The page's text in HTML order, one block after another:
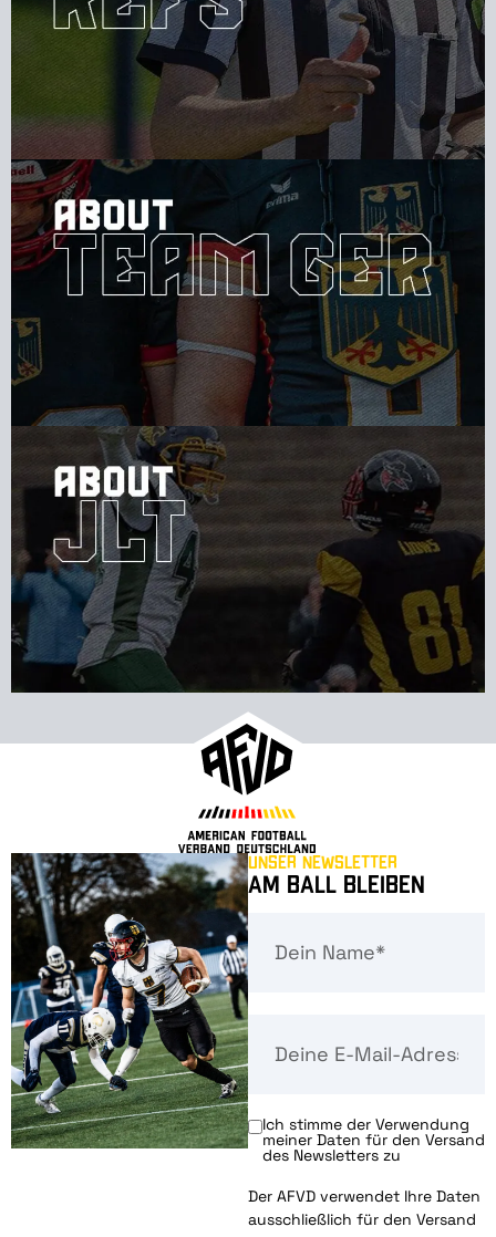
Unser Newsletter
Am Ball bleiben
Ich stimme der Verwendung
meiner Daten für den Versand
des Newsletters zu
Der AFVD verwendet Ihre Daten
ausschließlich für den Versand